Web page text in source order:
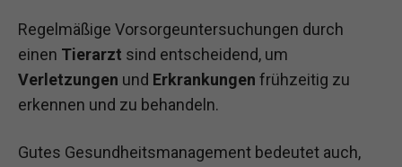
Regelmäßige Vorsorgeuntersuchungen durch
einen Tierarzt sind entscheidend, um
Verletzungen und Erkrankungen frühzeitig zu
erkennen und zu behandeln.
Gutes Gesundheitsmanagement bedeutet auch,